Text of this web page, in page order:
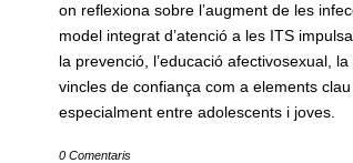
on reflexiona sobre l’augment de les
model integrat d’atenció a les ITS
la prevenció, l’educació afectivosexual,
vincles de confiança com a elements
especialment entre adolescents i joves.
0 Comentaris